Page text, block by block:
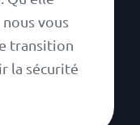
vous
transition
la sécurité